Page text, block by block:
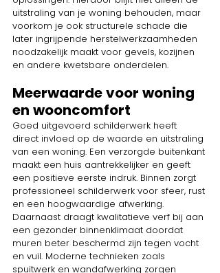
uitstraling van je woning behouden, maar
voorkom je ook structurele schade die
later ingrijpende herstelwerkzaamheden
noodzakelijk maakt voor gevels, kozijnen
en andere kwetsbare onderdelen.
Meerwaarde voor woning
en wooncomfort
Goed uitgevoerd schilderwerk heeft
direct invloed op de waarde en uitstraling
van een woning. Een verzorgde buitenkant
maakt een huis aantrekkelijker en geeft
een positieve eerste indruk. Binnen zorgt
professioneel schilderwerk voor sfeer, rust
en een hoogwaardige afwerking.
Daarnaast draagt kwalitatieve verf bij aan
een gezonder binnenklimaat doordat
muren beter beschermd zijn tegen vocht
en vuil. Moderne technieken zoals
spuitwerk en wandafwerking zorgen